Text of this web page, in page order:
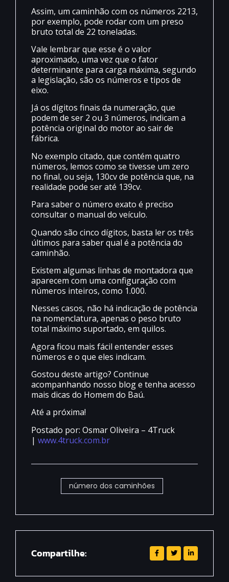
Assim, um caminhão com os números 2213,
por exemplo, pode rodar com um preso
bruto total de 22 toneladas.
Vale lembrar que esse é o valor
aproximado, uma vez que o fator
determinante para carga máxima, segundo
a legislação, são os números e tipos de
eixo.
Já os dígitos finais da numeração, que
podem de ser 2 ou 3 números, indicam a
potência original do motor ao sair de
fábrica.
No exemplo citado, que contém quatro
números, lemos como se tivesse um zero
no final, ou seja, 130cv de potência que, na
realidade pode ser até 139cv.
Para saber o número exato é preciso
consultar o manual do veículo.
Quando são cinco dígitos, basta ler os três
últimos para saber qual é a potência do
caminhão.
Existem algumas linhas de montadora que
aparecem com uma configuração com
números inteiros, como 1.000.
Nesses casos, não há indicação de potência
na nomenclatura, apenas o peso bruto
total máximo suportado, em quilos.
Agora ficou mais fácil entender esses
números e o que eles indicam.
Gostou deste artigo? Continue
acompanhando nosso blog e tenha acesso
mais dicas do Homem do Baú.
Até a próxima!
Postado por: Osmar Oliveira – 4Truck
| www.4truck.com.br
número dos caminhões
Compartilhe: